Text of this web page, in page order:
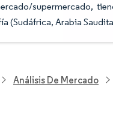
supermercado,
(Sudáfrica, Arabia
Análisis De Mercado